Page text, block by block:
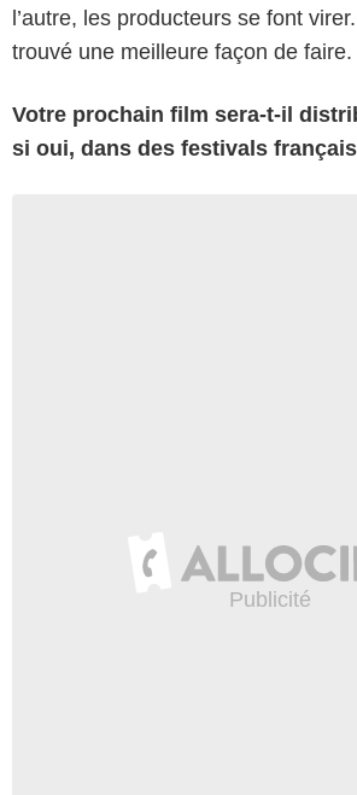
l’autre, les producteurs se font
trouvé une meilleure façon de faire.
Votre prochain film sera-t-il
si oui, dans des festivals